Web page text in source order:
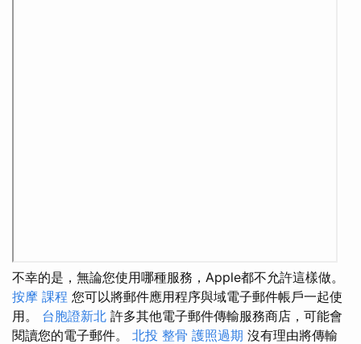
不幸的是，無論您使用哪種服務，Apple都不允許這樣做。
按摩 課程 您可以將郵件應用程序與域電子郵件帳戶一起使
用。 台胞證新北 許多其他電子郵件傳輸服務商店，可能會
閱讀您的電子郵件。 北投 整骨 護照過期 沒有理由將傳輸